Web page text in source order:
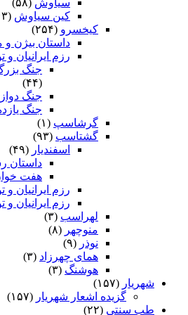
سیاوش (۵۸)
کین سیاوش (۱۳)
کیخسرو (۲۵۴)
داستان بیژن و
رزم ایرانیان و
جنگ
(۴۴)
جنگ
جنگ
گرشاسپ (۱)
گشتاسب (۹۳)
اسفندیار (۴۹)
داستان
هفت
رزم ایرانیان و
رزم ایرانیان و
لهراسب (۳)
منوچهر (۸)
نوذر (۹)
هماى چهرزاد (۳)
هوشنگ (۳)
شهریار (۱۵۷)
گزیده اشعار شهریار (۱۵۷)
طب سنتی (۲۲)